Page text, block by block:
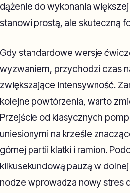
dążenie do wykonania
stanowi prostą, ale skuteczną
Gdy standardowe wersje
wyzwaniem, przychodzi czas
zwiększające intensywność.
kolejne powtórzenia, warto
Przejście od klasycznych
uniesionymi na krześle
górnej partii klatki i ramion.
kilkusekundową pauzą w
nodze wprowadza nowy stres